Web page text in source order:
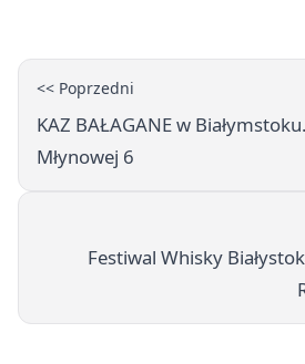
<< Poprzedni
KAZ BAŁAGANE w
Młynowej 6
Festiwal Whisky